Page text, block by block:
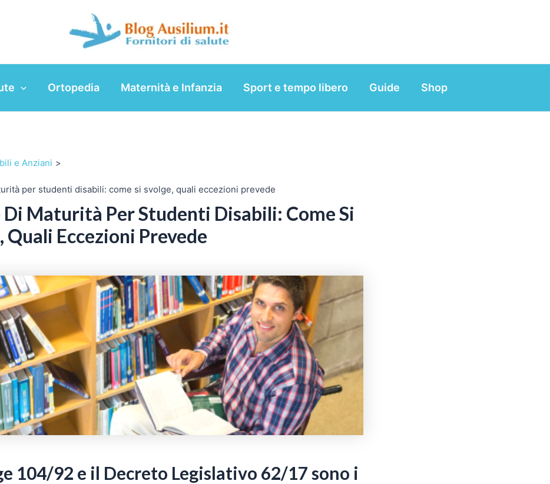
Ortopedia Maternità e Infanzia Sport e tempo libero Guide Shop
e Anziani
per studenti disabili: come si svolge, quali eccezioni prevede
Di Maturità Per Studenti Disabili: Come Si
Quali Eccezioni Prevede
104/92 e il Decreto Legislativo 62/17 sono i